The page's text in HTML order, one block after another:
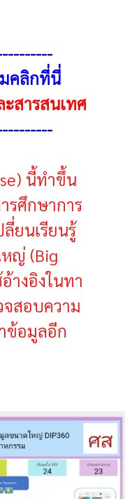
-
คลิกที่นี่
สารสนเทศ
-
นี้ทำขึ้น
รศึกษาการ
ยนเรียนรู้
ญ่ (Big
างอิงในทา
สอบความ
ข้อมูลอีก